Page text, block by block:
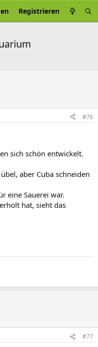
Registrieren
#76
sich schön entwickelt.
aber Cuba schneiden
eine Sauerei war.
hat, sieht das
#77